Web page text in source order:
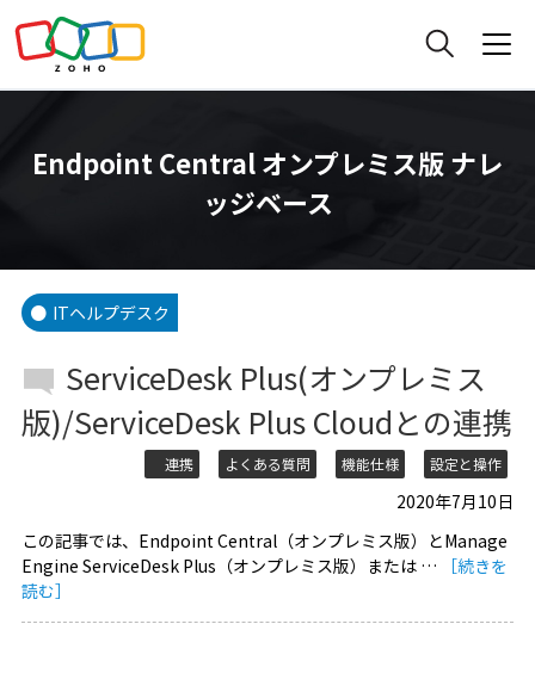
Endpoint Central オンプレミス版 ナレ
ッジベース
ITヘルプデスク
ServiceDesk Plus(オンプレミス
版)/ServiceDesk Plus Cloudとの連携
連携 よくある質問 機能仕様 設定と操作
2020年7月10日
この記事では、Endpoint Central（オンプレミス版）とManage
Engine ServiceDesk Plus（オンプレミス版）または …
［続きを
読む］